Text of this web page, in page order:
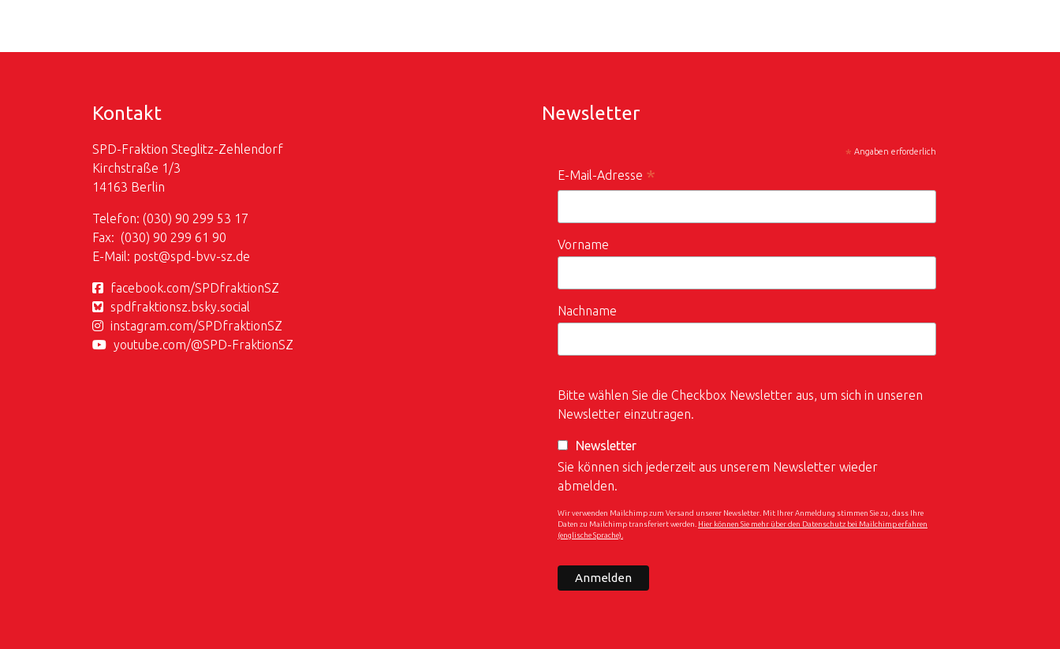
Kontakt
SPD-Fraktion Steglitz-Zehlendorf
Kirchstraße 1/3
14163 Berlin
Telefon: (030) 90 299 53 17
Fax: (030) 90 299 61 90
E-Mail: post@spd-bvv-sz.de
facebook.com/SPDfraktionSZ
spdfraktionsz.bsky.social
instagram.com/SPDfraktionSZ
youtube.com/@SPD-FraktionSZ
Newsletter
* Angaben erforderlich
E-Mail-Adresse *
Vorname
Nachname
Bitte wählen Sie die Checkbox Newsletter aus, um sich in unseren
Newsletter einzutragen.
Newsletter
Sie können sich jederzeit aus unserem Newsletter wieder
abmelden.
Wir verwenden Mailchimp zum Versand unserer Newsletter. Mit Ihrer Anmeldung stimmen Sie zu, dass Ihre
Daten zu Mailchimp transferiert werden. Hier können Sie mehr über den Datenschutz bei Mailchimp erfahren
(englische Sprache).